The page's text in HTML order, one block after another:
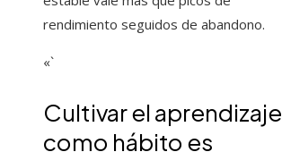
rendimiento seguidos de abandono.
«`
Cultivar el aprendizaje
como hábito es